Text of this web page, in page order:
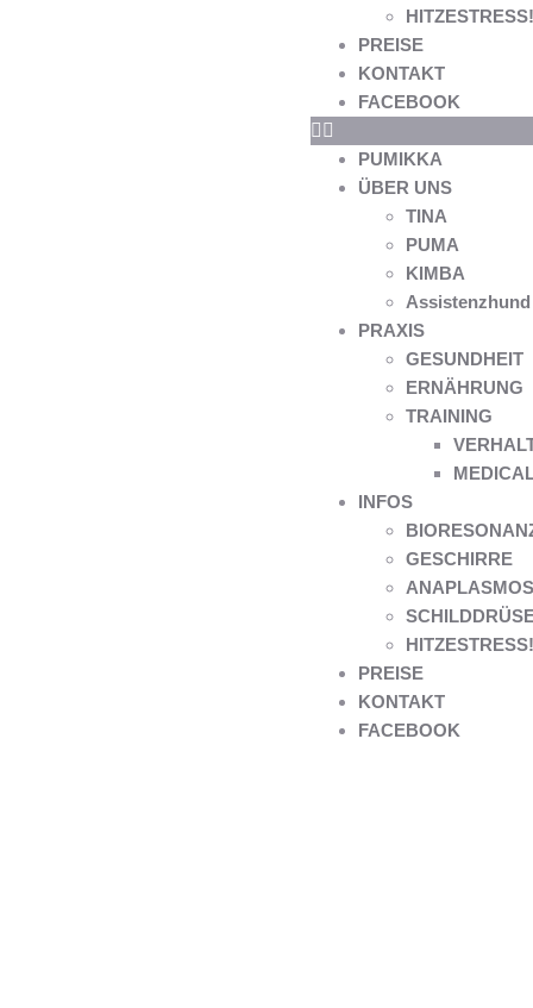
PREISE
KONTAKT
FACEBOOK
PUMIKKA
ÜBER UNS
TINA
PUMA
KIMBA
Assistenzhund
PRAXIS
GESUNDHEIT
ERNÄHRUNG
TRAINING
INFOS
GESCHIRRE
PREISE
KONTAKT
FACEBOOK